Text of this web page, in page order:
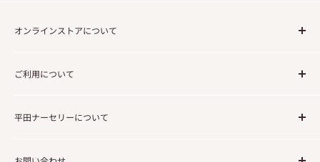
オンラインストアについて
送料について
ご利用について
免責事項
平田ナーセリーについて